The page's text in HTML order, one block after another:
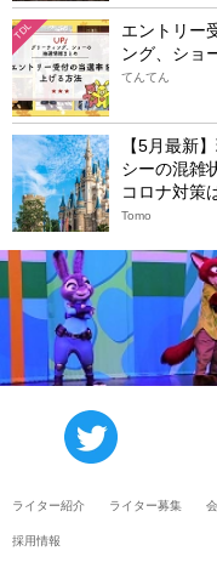
TDL
エントリー
ング、ショ
てんてん
【5月最新
シーの混雑
コロナ対策
Tomo
ライター紹介 ライター募集
採用情報